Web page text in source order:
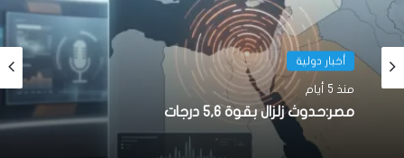
أخبار دولية
منذ 5 أيام
مصر:حدوث زلزال بقوة 5,6 درجات